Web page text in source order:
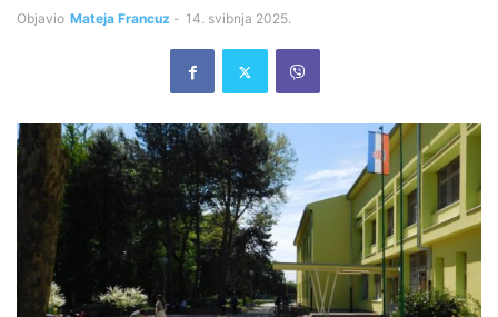
Objavio Mateja Francuz - 14. svibnja 2025.